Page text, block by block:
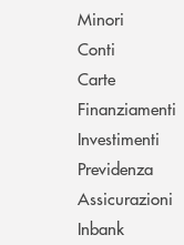
Minori
Conti
Carte
Finanziamenti
Investimenti
Previdenza
Assicurazioni
Inbank